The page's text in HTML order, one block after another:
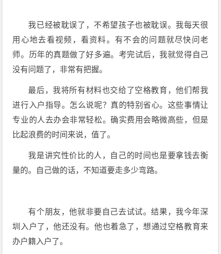
我已经被耽误了，不希望孩子也被耽误。我每天很
用心地去看视频，看资料。有不会的问题就尽快问老
师。历年的真题做了好多遍。考完试后，我就觉得自己
没有问题了，非常有把握。
最后，我将所有材料也交给了空格教育，他们帮我
进行入户指导。怎么说呢？真的特别省心。这些事情让
专业的人去办会非常轻松。确实费用会略微高些，但是
比起浪费的时间来说，值了。
我是讲究性价比的人，自己的时间也是要拿钱去衡
量的。自己做的话，不知道要走多少弯路。
有个朋友，他就非要自己去试试。结果，我今年深
圳入户了，他还没有。他也着急了，想通过空格教育来
办户籍入户了。